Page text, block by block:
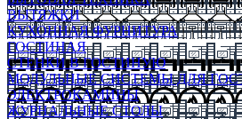
ВЫТЯЖКИ
КУХОННАЯ ФУРНИТУРА
ГОСТИНАЯ
СТЕНКИ В ГОСТИНУЮ
МОДУЛЬНЫЕ СИСТЕМЫ ДЛЯ
ЭЛЕКТРОКАМИНЫ
ЖУРНАЛЬНЫЕ СТОЛЫ